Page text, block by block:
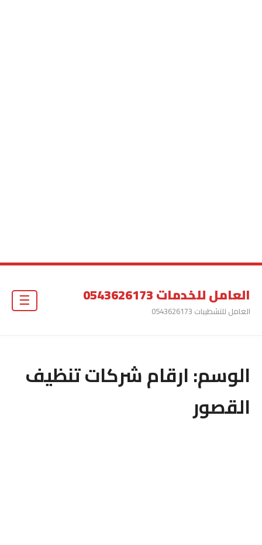
العامل للخدمات 0543626173
العامل للتشطيبات 0543626173
الوسم:ارقام شركات تنظيف
القصور